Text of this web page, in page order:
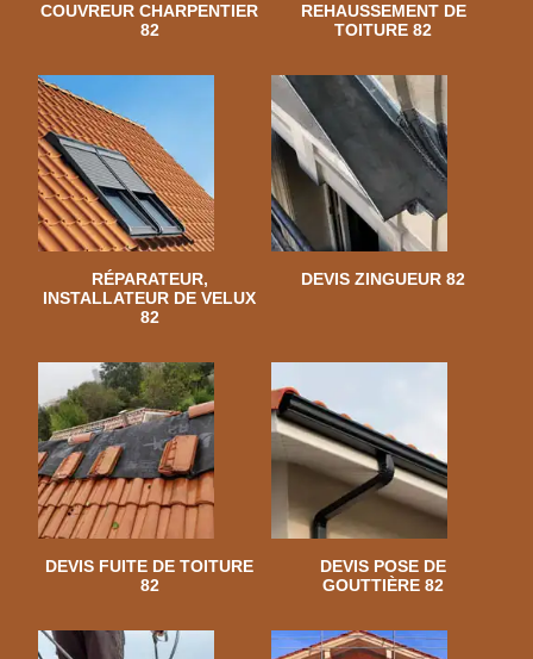
COUVREUR CHARPENTIER
82
REHAUSSEMENT DE
TOITURE 82
RÉPARATEUR,
INSTALLATEUR DE VELUX
82
DEVIS ZINGUEUR 82
DEVIS FUITE DE TOITURE
82
DEVIS POSE DE
GOUTTIÈRE 82